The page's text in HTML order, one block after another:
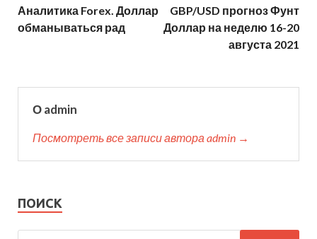
Аналитика Forex. Доллар
обманываться рад
GBP/USD прогноз Фунт
Доллар на неделю 16-20
августа 2021
О admin
Посмотреть все записи автора admin →
ПОИСК